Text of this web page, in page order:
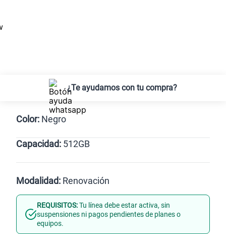
¿Te ayudamos con tu compra?
Color: Negro
Gris
Capacidad: 512GB
512GB
Modalidad: Renovación
Línea Nueva Portabilidad
REQUISITOS:Tu línea debe estar activa, sin
suspensiones ni pagos pendientes de planes o
equipos.